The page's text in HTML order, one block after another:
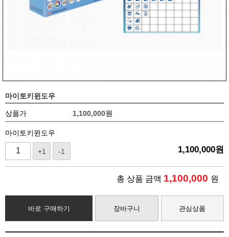
마이토키윈도우
상품가 1,100,000원
마이토키윈도우
+1 -1 1,100,000원
총 상품 금액 1,100,000 원
바로 구매하기 장바구니 관심상품